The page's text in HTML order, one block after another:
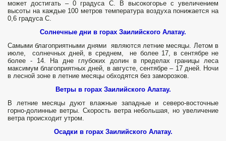
может достигать – 0 градуса С. В высокогорье с увеличением
высоты на каждые 100 метров температура воздуха понижается на
0,6 градуса С.
Солнечные дни в горах Заилийского Алатау.
Самыми благоприятными днями являются летние месяцы. Летом в
июле, солнечных дней, в среднем, не более 17, в сентябре не
более - 14. На дне глубоких долин в пределах границы леса
максимум благоприятных дней, в августе, сентябре – 17 дней. Ночи
в лесной зоне в летние месяцы обходятся без заморозков.
Ветры в горах Заилийского Алатау.
В летние месяцы дуют влажные западные и северо-восточные
горно-долинные ветры. Скорость ветра небольшая, но увеличение
ветра происходит утром.
Осадки в горах Заилийского Алатау.